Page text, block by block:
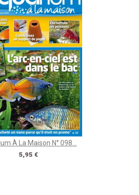
À La Maison N° 098...
Prix
5,95 €